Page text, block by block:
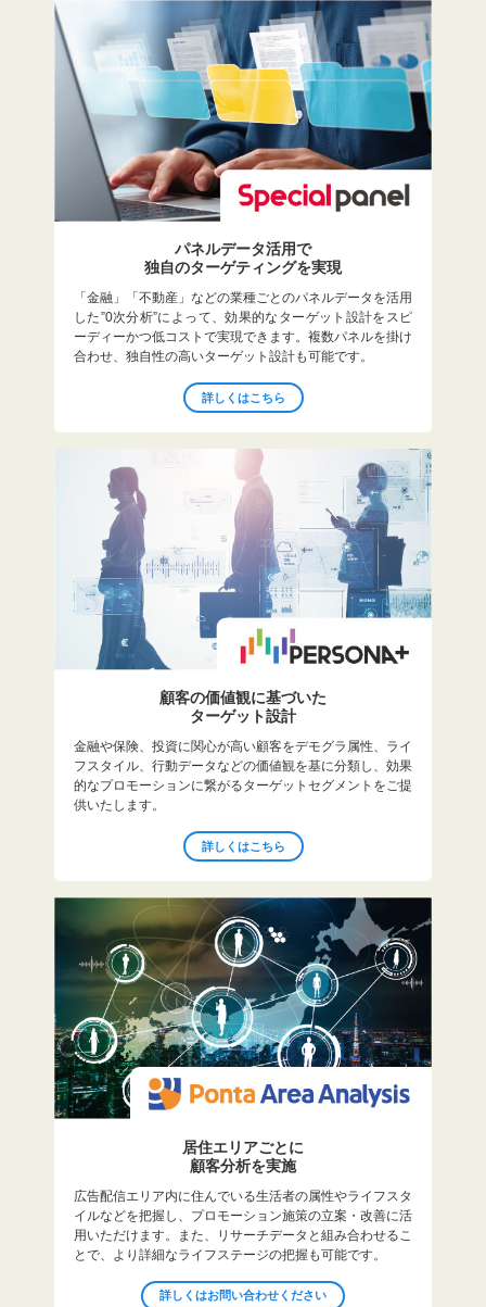
パネルデータ活用で
独自のターゲティングを実現
「金融」「不動産」などの業種ごとのパネルデータを活用
した”0次分析”によって、効果的なターゲット設計をスピ
ーディーかつ低コストで実現できます。複数パネルを掛け
合わせ、独自性の高いターゲット設計も可能です。
詳しくはこちら
顧客の価値観に基づいた
ターゲット設計
金融や保険、投資に関心が高い顧客をデモグラ属性、ライ
フスタイル、行動データなどの価値観を基に分類し、効果
的なプロモーションに繋がるターゲットセグメントをご提
供いたします。
詳しくはこちら
居住エリアごとに
顧客分析を実施
広告配信エリア内に住んでいる生活者の属性やライフスタ
イルなどを把握し、プロモーション施策の立案・改善に活
用いただけます。また、リサーチデータと組み合わせるこ
とで、より詳細なライフステージの把握も可能です。
詳しくはお問い合わせください